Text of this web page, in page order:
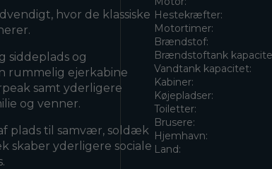
hvor de klassiske
siddeplads og
rummelig ejerkabine
samt yderligere
og venner.
plads til samvær, soldæk
skaber yderligere sociale
Hestekræfter:
Motortimer:
Brændstof:
Brændstoftank
Vandtank kapacitet:
Kabiner:
Køjepladser:
Toiletter:
Brusere:
Hjemhavn:
Land: